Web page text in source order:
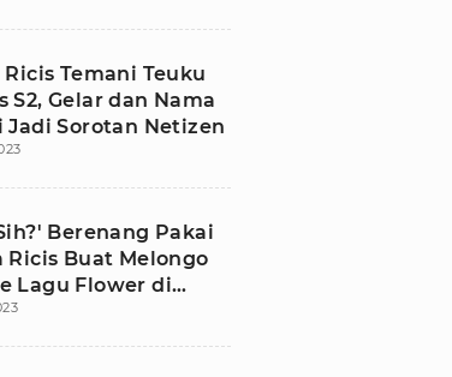
Temani Teuku
S2, Gelar dan Nama
Jadi Sorotan Netizen
Berenang Pakai
Ricis Buat Melongo
Lagu Flower di